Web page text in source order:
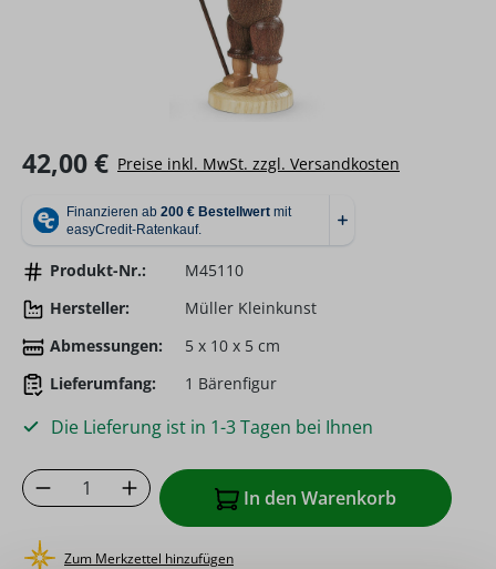
Regulärer Preis:
42,00 € Preise inkl. MwSt. zzgl. Versandkosten
Produkt-Nr.:
M45110
Hersteller:
Müller Kleinkunst
Abmessungen:
5 x 10 x 5 cm
Lieferumfang:
1 Bärenfigur
Die Lieferung ist in 1-3 Tagen bei Ihnen
Produkt Anzahl: Gib den gewünschten
In den Warenkorb
Zum Merkzettel hinzufügen